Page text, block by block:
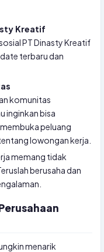
Kreatif
PT Dinasty Kreatif
terbaru dan
komunitas
inginkan bisa
peluang
lowongan kerja.
memang tidak
berusaha dan
menarik